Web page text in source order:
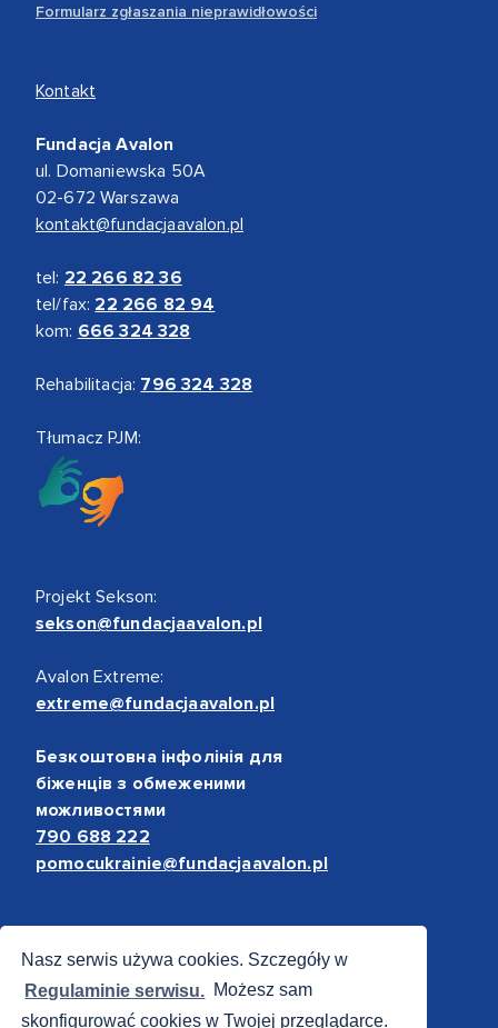
Nasz serwis używa cookies. Szczegóły w
Regulaminie serwisu. Możesz sam
skonfigurować cookies w Twojej przeglądarce.
Formularz zgłaszania nieprawidłowości
Kontakt
Fundacja Avalon
ul. Domaniewska 50A
02-672 Warszawa
kontakt@fundacjaavalon.pl
tel: 22 266 82 36
tel/fax: 22 266 82 94
kom: 666 324 328
Rehabilitacja: 796 324 328
Tłumacz PJM:
Projekt Sekson:
sekson@fundacjaavalon.pl
Avalon Extreme:
extreme@fundacjaavalon.pl
Безкоштовна інфолінія для
біженців з обмеженими
можливостями
790 688 222
pomocukrainie@fundacjaavalon.pl
Bezpieczne płatności